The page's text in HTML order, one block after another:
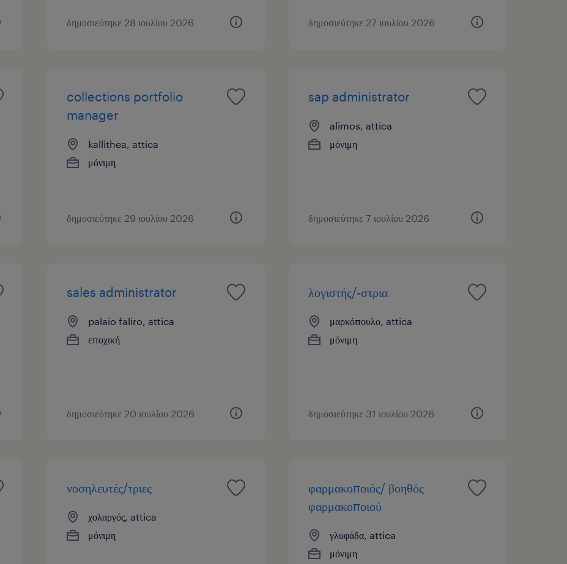
δημοσιεύτηκε 28 ιουλίου 2026 δημοσιεύτηκε 27 ιουλίου 2026
collections portfolio
manager
kallithea, attica
μόνιμη
δημοσιεύτηκε 29 ιουλίου 2026
sap administrator
alimos, attica
μόνιμη
δημοσιεύτηκε 7 ιουλίου 2026
sales administrator
palaio faliro, attica
εποχική
δημοσιεύτηκε 20 ιουλίου 2026
λογιστής/-στρια
μαρκόπουλο, attica
μόνιμη
δημοσιεύτηκε 31 ιουλίου 2026
νοσηλευτές/τριες
χολαργός, attica
μόνιμη
φαρμακοποιός/ βοηθός
φαρμακοποιού
γλυφάδα, attica
μόνιμη